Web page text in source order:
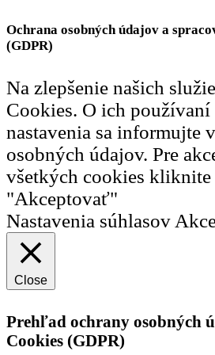
Ochrana osobných údajov a
(GDPR)
Na zlepšenie našich
Cookies. O ich používaní
nastavenia sa informujte
osobných údajov. Pre
všetkých cookies kliknite
"Akceptovať"
Nastavenia súhlasov
Close
Prehľad ochrany osobných
Cookies (GDPR)